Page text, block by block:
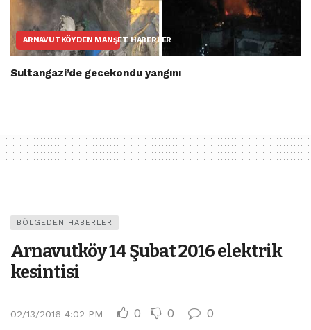
ARNAVUTKÖYDEN MANŞET HABERLER
Sultangazi’de gecekondu yangını
BÖLGEDEN HABERLER
Arnavutköy 14 Şubat 2016 elektrik
kesintisi
02/13/2016 4:02 PM 0 0 0